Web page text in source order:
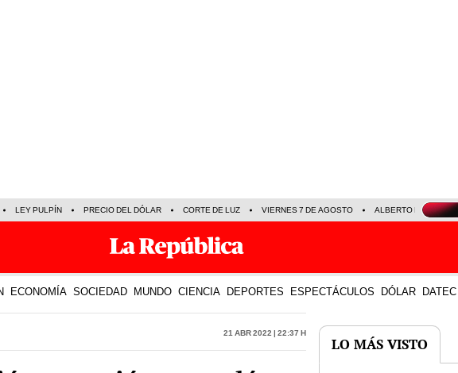
LEY PULPÍN PRECIO DEL DÓLAR CORTE DE LUZ VIERNES 7 DE AGOSTO ALBERTO BENAVIDES
ECONOMÍA SOCIEDAD MUNDO CIENCIA DEPORTES ESPECTÁCULOS DÓLAR DATEC
21 Abr 2022 | 22:37 h
LO MÁS VISTO